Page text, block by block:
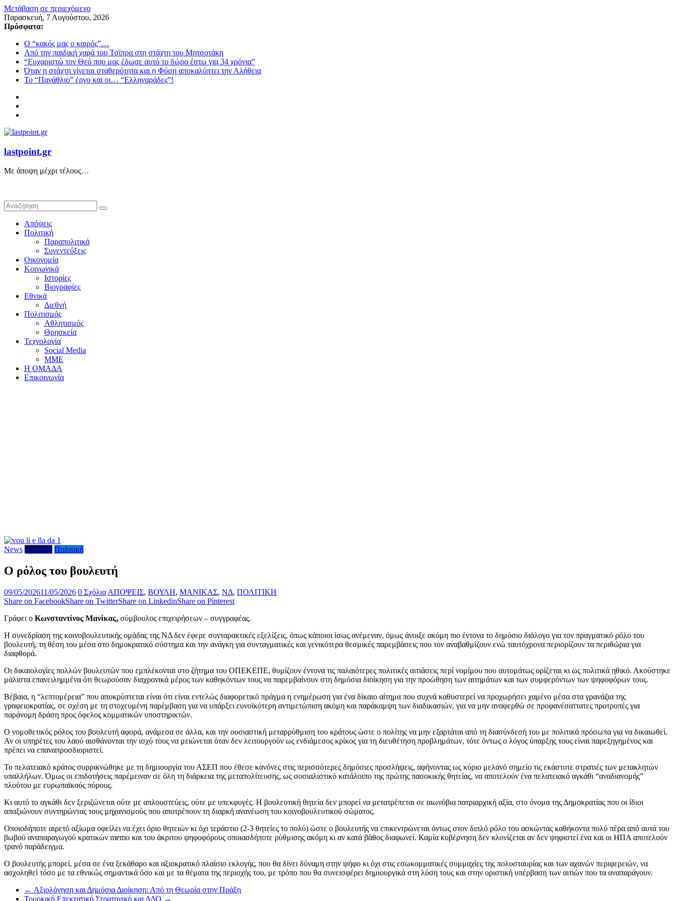
Μετάβαση σε περιεχόμενο
Παρασκευή, 7 Αυγούστου, 2026
Πρόσφατα:
Ο “κακός μας ο καιρός”…
Από την παιδική χαρά του Τσίπρα στη στάχτη του Μητσοτάκη
“Ευχαριστώ τον Θεό που μας έδωσε αυτό το δώρο έστω για 34 χρόνια”
Όταν η στάχτη γίνεται σταθερότητα και η Φύση αποκαλύπτει την Αλήθεια
Το “Πανάθλιο” έργο και οι… “Ελληναράδες”!
lastpoint.gr
Με άποψη μέχρι τέλους…
Απόψεις
Πολιτική
Παραπολιτικά
Συνεντεύξεις
Οικονομία
Κοινωνικά
Ιστορίες
Βιογραφίες
Εθνικά
Διεθνή
Πολιτισμός
Αθλητισμός
Θρησκεία
Τεχνολογία
Social Media
ΜΜΕ
Η ΟΜΑΔΑ
Επικοινωνία
News Απόψεις Πολιτική
Ο ρόλος του βουλευτή
09/05/202611/05/2026 0 Σχόλια ΑΠΟΨΕΙΣ, ΒΟΥΛΗ, ΜΑΝΙΚΑΣ, ΝΔ, ΠΟΛΙΤΙΚΗ
Share on FacebookShare on TwitterShare on LinkedinShare on Pinterest
Γράφει ο Κωνσταντίνος Μανίκας, σύμβουλος επιχειρήσεων – συγγραφέας.
Η συνεδρίαση της κοινοβουλευτικής ομάδας της ΝΔ δεν έφερε συνταρακτικές εξελίξεις, όπως κάποιοι ίσως ανέμεναν, όμως άνοιξε ακόμη πιο έντονα το δημόσιο διάλογο για τον πραγματικό ρόλο του
βουλευτή, τη θέση του μέσα στο δημοκρατικό σύστημα και την ανάγκη για συνταγματικές και γενικότερα θεσμικές παρεμβάσεις που τον αναβαθμίζουν ενώ ταυτόχρονα περιορίζουν τα περιθώρια για
διαφθορά.
Οι δικαιολογίες πολλών βουλευτών που εμπλέκονται στο ζήτημα του ΟΠΕΚΕΠΕ, θυμίζουν έντονα τις παλαιότερες πολιτικές αιτιάσεις περί νομίμου που αυτομάτως ορίζεται κι ως πολιτικά ηθικό. Ακούστηκε
μάλιστα επανειλημμένα ότι θεωρούσαν διαχρονικά μέρος των καθηκόντων τους να παρεμβαίνουν στη δημόσια διοίκηση για την προώθηση των αιτημάτων και των συμφερόντων των ψηφοφόρων τους.
Βέβαια, η “λεπτομέρεια” που αποκρύπτεται είναι ότι είναι εντελώς διαφορετικό πράγμα η ενημέρωση για ένα δίκαιο αίτημα που συχνά καθυστερεί να προχωρήσει χαμένο μέσα στα γρανάζια της
γραφειοκρατίας, σε σχέση με τη στοχευμένη παρέμβαση για να υπάρξει ευνοϊκότερη αντιμετώπιση ακόμη και παράκαμψη των διαδικασιών, για να μην αναφερθώ σε προφανέσαττατες προτροπές για
παράνομη δράση προς όφελος κομματικών υποστηρικτών.
Ο νομοθετικός ρόλος του βουλευτή αφορά, ανάμεσα σε άλλα, και την ουσιαστική μεταρρύθμιση του κράτους ώστε ο πολίτης να μην εξαρτάται από τη διασύνδεσή του με πολιτικά πρόσωπα για να δικαιωθεί.
Αν οι υπηρέτες του λαού αισθάνονται την ισχύ τους να μειώνεται όταν δεν λειτουργούν ως ενδιάμεσος κρίκος για τη διευθέτηση προβλημάτων, τότε όντως ο λόγος ύπαρξης τους είναι παρεξηγημένος και
πρέπει να επαναπροσδιοριστεί.
Το πελατειακό κράτος συρρικνώθηκε με τη δημιουργία του ΑΣΕΠ που έθεσε κανόνες στις περισσότερες δημόσιες προσλήψεις, αφήνοντας ως κύριο μελανό σημείο τις εκάστοτε στρατιές των μετακλητών
υπαλλήλων. Όμως οι επιδοτήσεις παρέμειναν σε όλη τη διάρκεια της μεταπολίτευσης, ως σοσιαλιστικό κατάλοιπο της πρώτης πασοκικής θητείας, να αποτελούν ένα πελατειακό αγκάθι “αναδιανομής”
πλούτου με ευρωπαϊκούς πόρους.
Κι αυτό το αγκάθι δεν ξεριζώνεται ούτε με απλουστεύεις, ούτε με υπεκφυγές. Η βουλευτική θητεία δεν μπορεί να μετατρέπεται σε αιωνόβια πατριαρχική αξία, στο όνομα της Δημοκρατίας που οι ίδιοι
απαξιώνουν συντηρώντας τους μηχανισμούς που αποτρέπουν τη διαρκή ανανέωση του κοινοβουλευτικού σώματος.
Οποιοδήποτε αιρετό αξίωμα οφείλει να έχει όριο θητειών κι όχι τεράστιο (2-3 θητείες το πολύ) ώστε ο βουλευτής να επικεντρώνεται όντως στον διπλό ρόλο του ασκώντας καθήκοντα πολύ πέρα από αυτά του
βωβού αναπαραγωγού κρατικών memo και του άκριτου ψηφοφόρους οποιασδήποτε ρύθμισης ακόμη κι αν κατά βάθος διαφωνεί. Καμία κυβέρνηση δεν κλονίζεται αν δεν ψηφιστεί ένα και οι ΗΠΑ αποτελούν
τρανό παράδειγμα.
Ο βουλευτής μπορεί, μέσα σε ένα ξεκάθαρο και αξιοκρατικό πλαίσιο εκλογής, που θα δίνει δύναμη στην ψήφο κι όχι στις εσωκομματικές συμμαχίες της πολυσταυρίας και των αχανών περιφερειών, να
ασχοληθεί τόσο με τα εθνικώς σημαντικά όσο και με τα θέματα της περιοχής του, με τρόπο που θα συνεισφέρει δημιουργικά στη λύση τους και στην οριστική υπέρβαση των αιτιών που τα αναπαράγουν.
← Αξιολόγηση και Δημόσια Διοίκηση: Από τη Θεωρία στην Πράξη
Τουρκική Επεκτατική Στρατηγική και ΔΔΟ →